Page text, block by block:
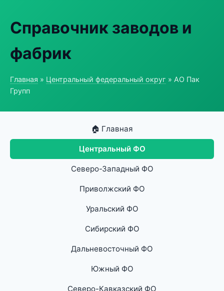
Справочник заводов и
фабрик
Главная » Центральный федеральный округ » АО Пак
Групп
🏠 Главная
Центральный ФО
Северо-Западный ФО
Приволжский ФО
Уральский ФО
Сибирский ФО
Дальневосточный ФО
Южный ФО
Северо-Кавказский ФО